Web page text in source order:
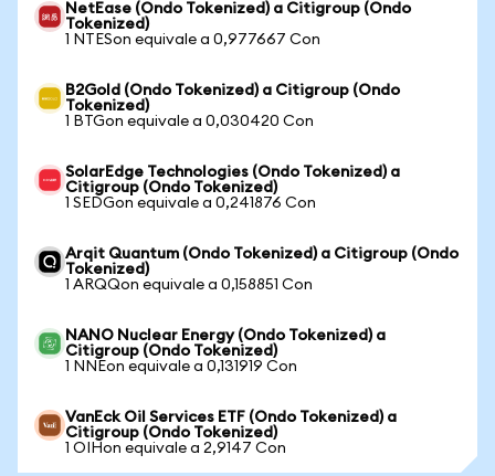
NetEase (Ondo Tokenized) a Citigroup (Ondo
Tokenized)
1 NTESon equivale a 0,977667 Con
B2Gold (Ondo Tokenized) a Citigroup (Ondo
Tokenized)
1 BTGon equivale a 0,030420 Con
SolarEdge Technologies (Ondo Tokenized) a
Citigroup (Ondo Tokenized)
1 SEDGon equivale a 0,241876 Con
Arqit Quantum (Ondo Tokenized) a Citigroup (Ondo
Tokenized)
1 ARQQon equivale a 0,158851 Con
NANO Nuclear Energy (Ondo Tokenized) a
Citigroup (Ondo Tokenized)
1 NNEon equivale a 0,131919 Con
VanEck Oil Services ETF (Ondo Tokenized) a
Citigroup (Ondo Tokenized)
1 OIHon equivale a 2,9147 Con